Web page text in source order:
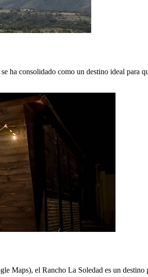
consolidado como un destino ideal para
el Rancho La Soledad es un destino